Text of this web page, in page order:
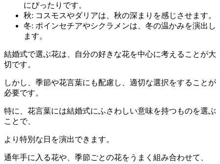
にぴったりです。
秋: コスモスやダリアは、秋の深まりを感じさせます。
冬: ポインセチアやシクラメンは、冬の温かみを演出し
ます。
結婚式で選ぶ花は、自分の好きな花を中心に考えることが大
切です。
しかし、季節や花言葉にも配慮し、適切な選択をすることが
必要です。
特に、花言葉には結婚式にふさわしい意味を持つものを選ぶ
ことで、
より特別な日を演出できます。
通年手に入る花や、季節ごとの花をうまく組み合わせて、